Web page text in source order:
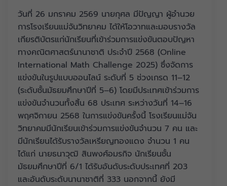
วันที่ 26 มกราคม 2569 นายกุศล มีปัญญา ผู้อำนวย
การโรงเรียนแม่จันวิทยาคม ได้ให้โอวาทและมอบรางวัล
เกียรติบัตรแก่นักเรียนที่เข้าร่วมการแข่งขันตอบปัญหา
ทางคณิตศาสตร์นานาชาติ ประจำปี 2568 (Online
International Math Challenge 2025) ซึ่งจัดการ
แข่งขันในรูปแบบออนไลน์ ระดับที่ 5 ช่วงเกรด 11–12
(ระดับชั้นมัธยมศึกษาปีที่ 5–6) โดยมีประเทศเข้าร่วมการ
แข่งขันจำนวนทั้งสิ้น 68 ประเทศ ระหว่างวันที่ 14–16
พฤศจิกายน 2568 ในการแข่งขันครั้งนี้ โรงเรียนแม่จัน
วิทยาคมมีนักเรียนเข้าร่วมการแข่งขันจำนวน 7 คน และ
มีนักเรียนได้รับรางวัลเหรียญทองแดง จำนวน 1 คน
ได้แก่ นายธนาวุฒิ สินพงศ์อมรกิจ นักเรียนชั้น
มัธยมศึกษาปีที่ 6/1 ได้รับอันดับระดับประเทศที่ 203
และอันดับระดับนานาชาติที่ 333 นอกจากนี้ ยังมี